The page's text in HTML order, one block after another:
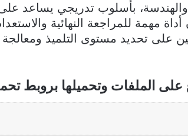
بأسلوب تدريجي يساعد على
أداة مهمة للمراجعة النهائية
على تحديد مستوى التلميذ
على الملفات وتحميلها بروبط